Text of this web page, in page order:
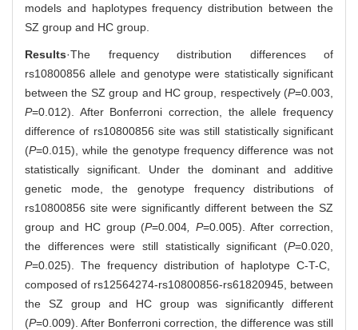
models and haplotypes frequency distribution between the
SZ group and HC group.
Results·The frequency distribution differences of
rs10800856 allele and genotype were statistically significant
between the SZ group and HC group, respectively (P=0.003,
P=0.012). After Bonferroni correction, the allele frequency
difference of rs10800856 site was still statistically significant
(P=0.015), while the genotype frequency difference was not
statistically significant. Under the dominant and additive
genetic mode, the genotype frequency distributions of
rs10800856 site were significantly different between the SZ
group and HC group (P=0.004 , P=0.005). After correction,
the differences were still statistically significant (P=0.020,
P=0.025). The frequency distribution of haplotype C-T-C,
composed of rs12564274-rs10800856-rs61820945, between
the SZ group and HC group was significantly different
(P=0.009). After Bonferroni correction, the difference was still